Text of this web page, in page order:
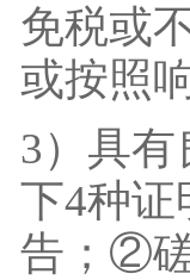
免税或
或按照
3）具
下4种
告；②